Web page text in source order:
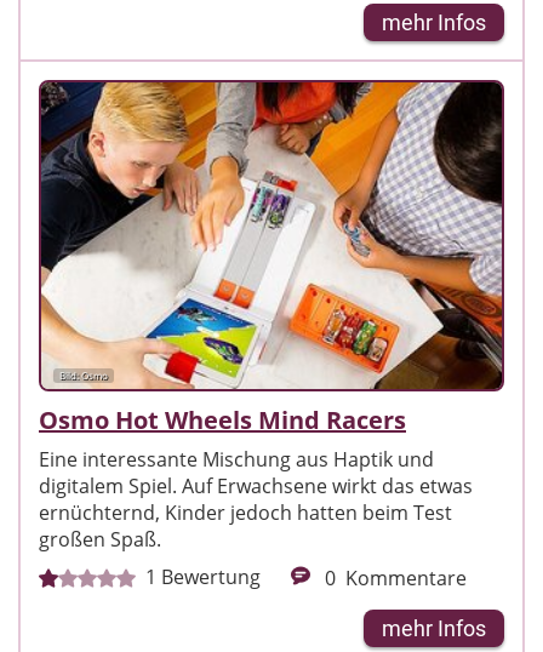
mehr Infos
Bild: Osmo
Osmo Hot Wheels Mind Racers
Eine interessante Mischung aus Haptik und
digitalem Spiel. Auf Erwachsene wirkt das etwas
ernüchternd, Kinder jedoch hatten beim Test
großen Spaß.
1 Bewertung 0 Kommentare
mehr Infos